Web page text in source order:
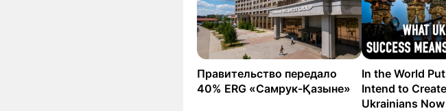
Правительство передало
40% ERG «Самрук-Қазыне»
In the World
Intend to
Ukrainians Now